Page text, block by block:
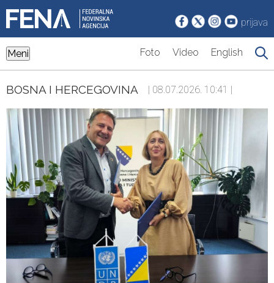
prijava
Meni Foto Video English
BOSNA I HERCEGOVINA | 08.07.2026. 10:41 |